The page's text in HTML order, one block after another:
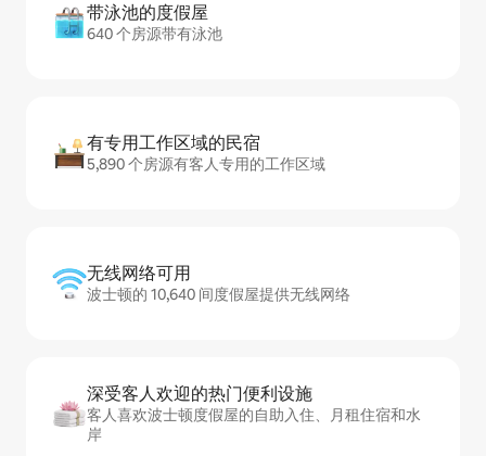
带泳池的度假屋
640 个房源带有泳池
有专用工作区域的民宿
5,890 个房源有客人专用的工作区域
无线网络可用
波士顿的 10,640 间度假屋提供无线网络
深受客人欢迎的热门便利设施
客人喜欢波士顿度假屋的自助入住、月租住宿和水
岸